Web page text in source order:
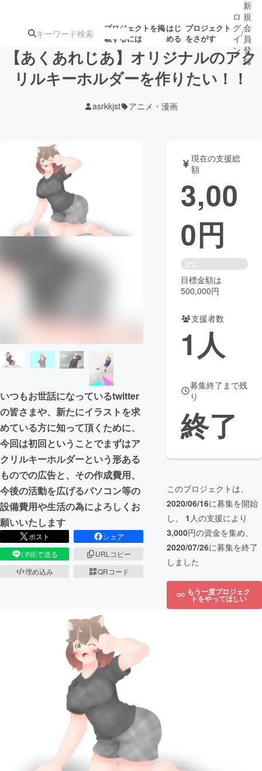
プロジェクトを掲
載するには
はじ
める
プロジェクト
をさがす
ジェクト
ロジェクト
アート・写真 音楽
テクノロジー・ガジェット ゲーム・サ
映像・映画 書籍・雑誌
ビジネス・起業 チャレンジ
CAMPFIRE for Social Good
CAMPFIRE Creation
コミュニティ
ロ
グ
イ
ン
/
新
規
会
員
登
録
【あくあれじあ】オリジナルのアク
リルキーホルダーを作りたい！！
asrkkjst アニメ・漫画
いつもお世話になっているtwitter
の皆さまや、新たにイラストを求
めている方に知って頂くために、
今回は初回ということでまずはア
クリルキーホルダーという形ある
ものでの広告と、その作成費用、
今後の活動を広げるパソコン等の
設備費用や生活の為によろしくお
願いいたします
ポスト
シェア
LINEで送る
URLコピー
埋め込み
QRコード
現在の支援総
額
3,00
0円
0%
目標金額は
500,000円
支援者数
1人
募集終了まで残
り
終了
このプロジェクトは、
2020/06/16に募集を開始
し、 1 人の支援により
3,000円の資金を集め、
2020/07/26に募集を終了
しました
もう一度プロジェク
トをやってほしい